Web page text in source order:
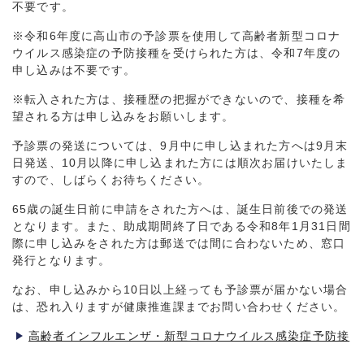
不要です。
※令和6年度に高山市の予診票を使用して高齢者新型コロナ
ウイルス感染症の予防接種を受けられた方は、令和7年度の
申し込みは不要です。
※転入された方は、接種歴の把握ができないので、接種を希
望される方は申し込みをお願いします。
予診票の発送については、9月中に申し込まれた方へは9月末
日発送、10月以降に申し込まれた方には順次お届けいたしま
すので、しばらくお待ちください。
65歳の誕生日前に申請をされた方へは、誕生日前後での発送
となります。また、助成期間終了日である令和8年1月31日間
際に申し込みをされた方は郵送では間に合わないため、窓口
発行となります。
なお、申し込みから10日以上経っても予診票が届かない場合
は、恐れ入りますが健康推進課までお問い合わせください。
高齢者インフルエンザ・新型コロナウイルス感染症予防接